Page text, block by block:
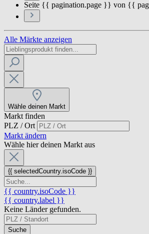
Seite {{ pagination.page }} von {{
Alle Märkte anzeigen
Wähle deinen Markt
Markt finden
PLZ / Ort
Markt ändern
Wähle hier deinen Markt aus
{{ selectedCountry.isoCode }}
{{ country.isoCode }}
{{ country.label }}
Keine Länder gefunden.
Suche